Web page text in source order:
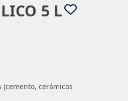
5 L
cerámicos